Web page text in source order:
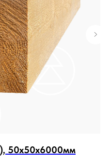
50х50х6000мм